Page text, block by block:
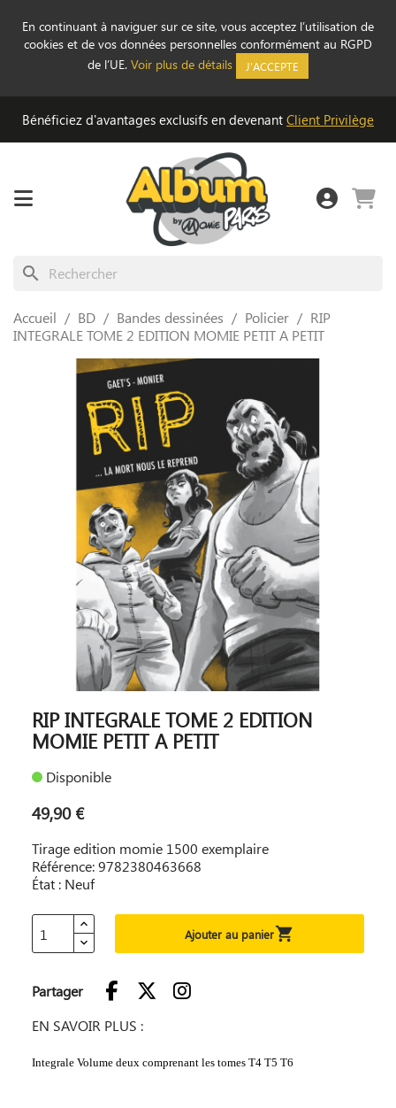
En continuant à naviguer sur ce site, vous acceptez l’utilisation de
cookies et de vos données personnelles conformément au RGPD
de l’UE. Voir plus de détails J'ACCEPTE
Bénéficiez d'avantages exclusifs en devenant Client Privilège
search
Accueil BD Bandes dessinées Policier
RIP
INTEGRALE TOME 2 EDITION MOMIE PETIT A PETIT
RIP INTEGRALE TOME 2 EDITION
MOMIE PETIT A PETIT
Disponible
49,90 €
Tirage edition momie 1500 exemplaire
Référence: 9782380463668
État : Neuf
Ajouter au panier
Partager
EN SAVOIR PLUS :
Integrale Volume deux comprenant les tomes T4 T5 T6